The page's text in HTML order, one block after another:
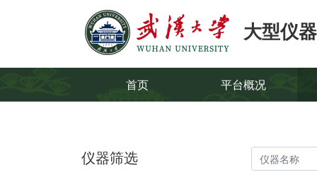
大型仪
首页 平台概况
仪器筛选